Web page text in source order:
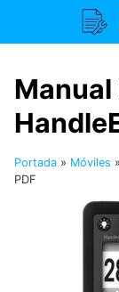
Manual
Portada » Móviles »
PDF